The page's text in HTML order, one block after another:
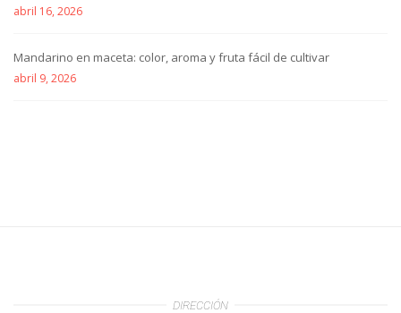
abril 16, 2026
Mandarino en maceta: color, aroma y fruta fácil de cultivar
abril 9, 2026
DIRECCIÓN